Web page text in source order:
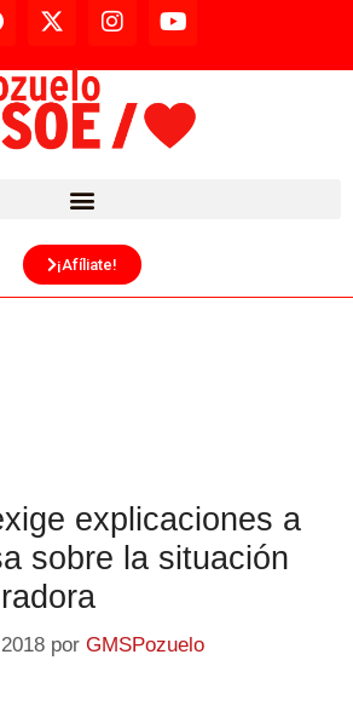
¡Afíliate!
explicaciones a
sobre la situación
por GMSPozuelo